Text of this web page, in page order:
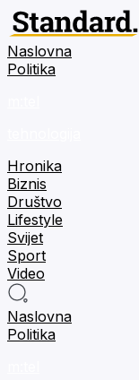
Naslovna
Politika
Hronika
Biznis
Društvo
Lifestyle
Svijet
Sport
Video
Naslovna
Politika